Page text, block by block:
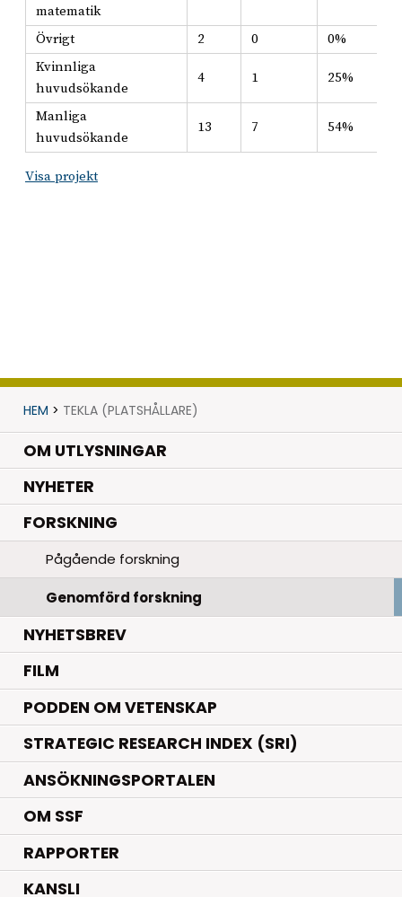
matematik
Övrigt 2 0
0%
Kvinnliga
huvudsökande
4 1 25%
Manliga
huvudsökande
13 7 54%
Visa projekt
HEM > TEKLA (PLATSHÅLLARE)
OM UTLYSNINGAR
NYHETER.
FORSKNING.
Pågående forskning
Genomförd forskning
NYHETSBREV
FILM
PODDEN OM VETENSKAP
STRATEGIC RESEARCH INDEX (SRI)
ANSÖKNINGSPORTALEN
OM SSF
RAPPORTER
KANSLI